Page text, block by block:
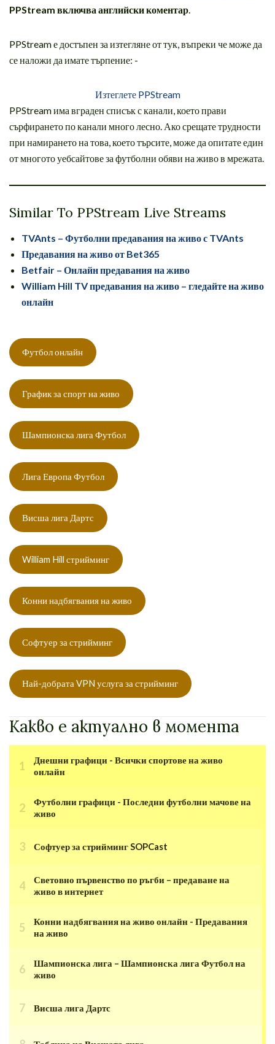
PPStream включва английски коментар
PPStream е достъпен за изтегляне от тук, въпреки че може да
се наложи да имате търпение: -
Изтеглете PPStream
PPStream има вграден списък с канали, което прави
сърфирането по канали много лесно. Ако срещате трудности
при намирането на това, което търсите, може да опитате един
от многото уебсайтове за футболни обяви на живо в мрежата.
Similar To PPStream Live Streams
TVAnts – Футболни предавания на живо с TVAnts
Предавания на живо от Bet365
Betfair – Онлайн предавания на живо
William Hill TV предавания на живо – гледайте на живо
онлайн
Футбол онлайн
График за спорт на живо
Шампионска лига Футбол
Лига Европа Футбол
Висша лига Дартс
William Hill стрийминг
Конни надбягвания на живо
Софтуер за стрийминг
Най-добрата VPN услуга за стрийминг
Какво е актуално в момента
Днешни графици - Всички спортове на живо
онлайн
Футболни графици - Последни футболни мачове на
живо
Софтуер за стрийминг SOPCast
Световно първенство по ръгби – предаване на
живо в интернет
Конни надбягвания на живо онлайн - Предавания
на живо
Шампионска лига – Шампионска лига Футбол на
живо
Висша лига Дартс